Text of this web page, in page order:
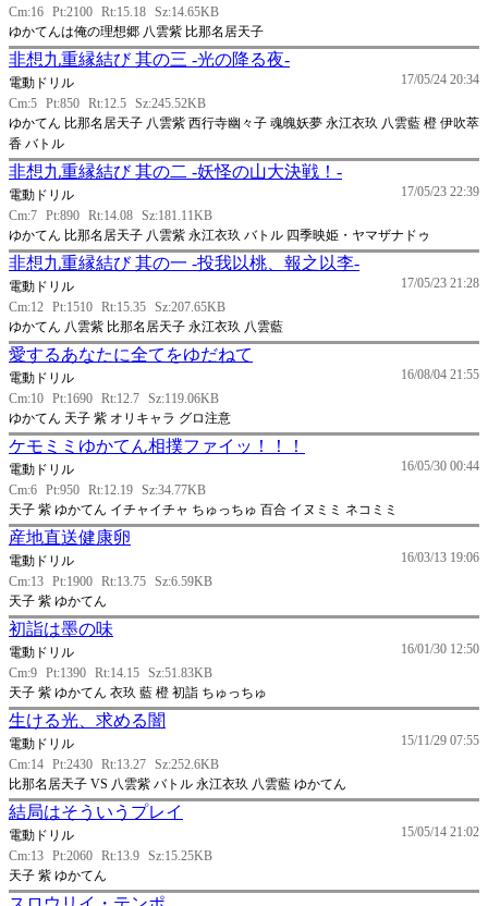
Cm:16 Pt:2100 Rt:15.18 Sz:14.65KB
ゆかてんは俺の理想郷 八雲紫 比那名居天子
非想九重縁結び 其の三 -光の降る夜-
17/05/24 20:34
電動ドリル
Cm:5 Pt:850 Rt:12.5 Sz:245.52KB
ゆかてん 比那名居天子 八雲紫 西行寺幽々子 魂魄妖夢 永江衣玖 八雲藍 橙 伊吹萃
香 バトル
非想九重縁結び 其の二 -妖怪の山大決戦！-
17/05/23 22:39
電動ドリル
Cm:7 Pt:890 Rt:14.08 Sz:181.11KB
ゆかてん 比那名居天子 八雲紫 永江衣玖 バトル 四季映姫・ヤマザナドゥ
非想九重縁結び 其の一 -投我以桃、報之以李-
17/05/23 21:28
電動ドリル
Cm:12 Pt:1510 Rt:15.35 Sz:207.65KB
ゆかてん 八雲紫 比那名居天子 永江衣玖 八雲藍
愛するあなたに全てをゆだねて
16/08/04 21:55
電動ドリル
Cm:10 Pt:1690 Rt:12.7 Sz:119.06KB
ゆかてん 天子 紫 オリキャラ グロ注意
ケモミミゆかてん相撲ファイッ！！！
16/05/30 00:44
電動ドリル
Cm:6 Pt:950 Rt:12.19 Sz:34.77KB
天子 紫 ゆかてん イチャイチャ ちゅっちゅ 百合 イヌミミ ネコミミ
産地直送健康卵
16/03/13 19:06
電動ドリル
Cm:13 Pt:1900 Rt:13.75 Sz:6.59KB
天子 紫 ゆかてん
初詣は墨の味
16/01/30 12:50
電動ドリル
Cm:9 Pt:1390 Rt:14.15 Sz:51.83KB
天子 紫 ゆかてん 衣玖 藍 橙 初詣 ちゅっちゅ
生ける光、求める闇
15/11/29 07:55
電動ドリル
Cm:14 Pt:2430 Rt:13.27 Sz:252.6KB
比那名居天子 VS 八雲紫 バトル 永江衣玖 八雲藍 ゆかてん
結局はそういうプレイ
15/05/14 21:02
電動ドリル
Cm:13 Pt:2060 Rt:13.9 Sz:15.25KB
天子 紫 ゆかてん